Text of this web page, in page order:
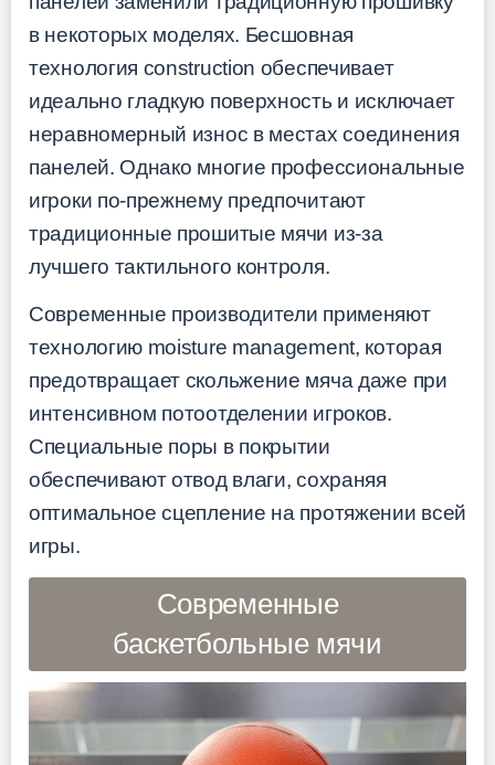
в некоторых моделях. Бесшовная
технология construction обеспечивает
идеально гладкую поверхность и исключает
неравномерный износ в местах соединения
панелей. Однако многие профессиональные
игроки по-прежнему предпочитают
традиционные прошитые мячи из-за
лучшего тактильного контроля.
Современные производители применяют
технологию moisture management, которая
предотвращает скольжение мяча даже при
интенсивном потоотделении игроков.
Специальные поры в покрытии
обеспечивают отвод влаги, сохраняя
оптимальное сцепление на протяжении всей
игры.
Современные
баскетбольные мячи